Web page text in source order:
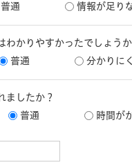
普通 情報が足り
わかりやすかったでしょうか
普通 分かりに
ましたか？
普通 時間が